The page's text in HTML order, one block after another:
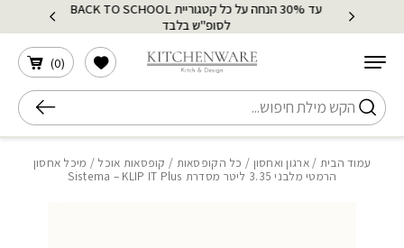
Skip to Content
עד 30% הנחה על כל קטגוריית BACK TO SCHOOL
לסופ"ש בלבד
חיפוש
(
0
)
הרשימה שלי
עמוד הבית /ארגון ואחסון / כל הקופסאות / קופסאות אוכל / מיכל אחסון
הרמטי מלבני 3.35 ליטר מסדרת Sistema – KLIP IT Plus
בחזרה למעלה